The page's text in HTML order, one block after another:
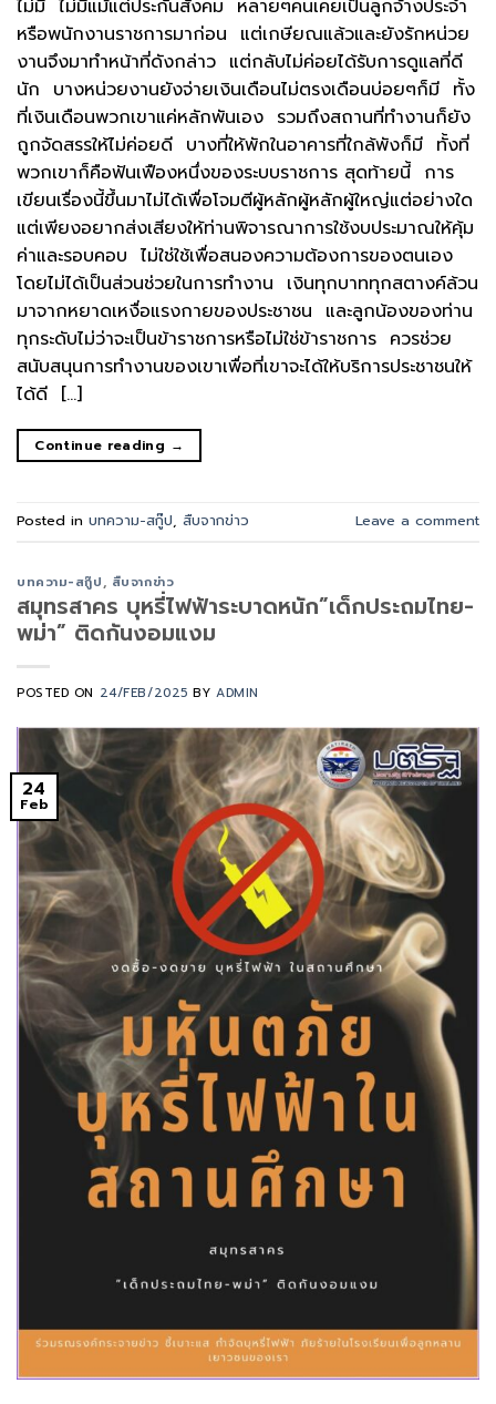
ไม่มี ไม่มีแม้แต่ประกันสังคม หลายๆคนเคยเป็นลูกจ้างประจำ
หรือพนักงานราชการมาก่อน แต่เกษียณแล้วและยังรักหน่วย
งานจึงมาทำหน้าที่ดังกล่าว แต่กลับไม่ค่อยได้รับการดูแลที่ดี
นัก บางหน่วยงานยังจ่ายเงินเดือนไม่ตรงเดือนบ่อยๆก็มี ทั้ง
ที่เงินเดือนพวกเขาแค่หลักพันเอง รวมถึงสถานที่ทำงานก็ยัง
ถูกจัดสรรให้ไม่ค่อยดี บางที่ให้พักในอาคารที่ใกล้พังก็มี ทั้งที่
พวกเขาก็คือฟันเฟืองหนึ่งของระบบราชการ สุดท้ายนี้ การ
เขียนเรื่องนี้ขึ้นมาไม่ได้เพื่อโจมตีผู้หลักผู้หลักผู้ใหญ่แต่อย่างใด
แต่เพียงอยากส่งเสียงให้ท่านพิจารณาการใช้งบประมาณให้คุ้ม
ค่าและรอบคอบ ไม่ใช่ใช้เพื่อสนองความต้องการของตนเอง
โดยไม่ได้เป็นส่วนช่วยในการทำงาน เงินทุกบาททุกสตางค์ล้วน
มาจากหยาดเหงื่อแรงกายของประชาชน และลูกน้องของท่าน
ทุกระดับไม่ว่าจะเป็นข้าราชการหรือไม่ใช่ข้าราชการ ควรช่วย
สนับสนุนการทำงานของเขาเพื่อที่เขาจะได้ให้บริการประชาชนให้
ได้ดี […]
Continue reading →
Posted in บทความ-สกู๊ป, สืบจากข่าว Leave a comment
บทความ-สกู๊ป, สืบจากข่าว
สมุทรสาคร บุหรี่ไฟฟ้าระบาดหนัก”เด็กประถมไทย-
พม่า” ติดกันงอมแงม
POSTED ON 24/FEB/2025 BYADMIN
24
Feb